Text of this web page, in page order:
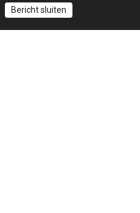
Bericht sluiten